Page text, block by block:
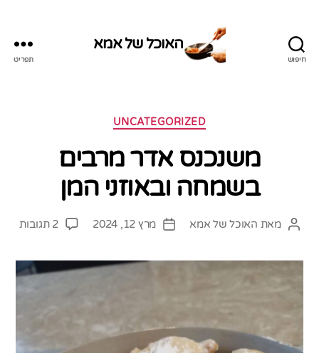
חיפוש
האוכל של אמא
תפריט
קטגוריות
UNCATEGORIZED
משנכנס אדר מרבים
בשמחה ובאוזני המן
המחבר
מאת האוכל של אמא
תאריך
מרץ 12, 2024 2 תגובות
על